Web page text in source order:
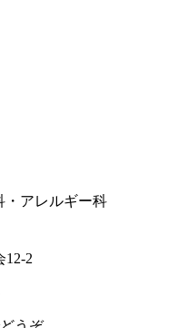
・アレルギー科
12-2